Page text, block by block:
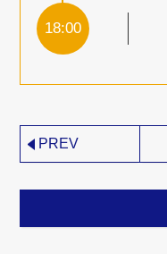
18:00
PREV